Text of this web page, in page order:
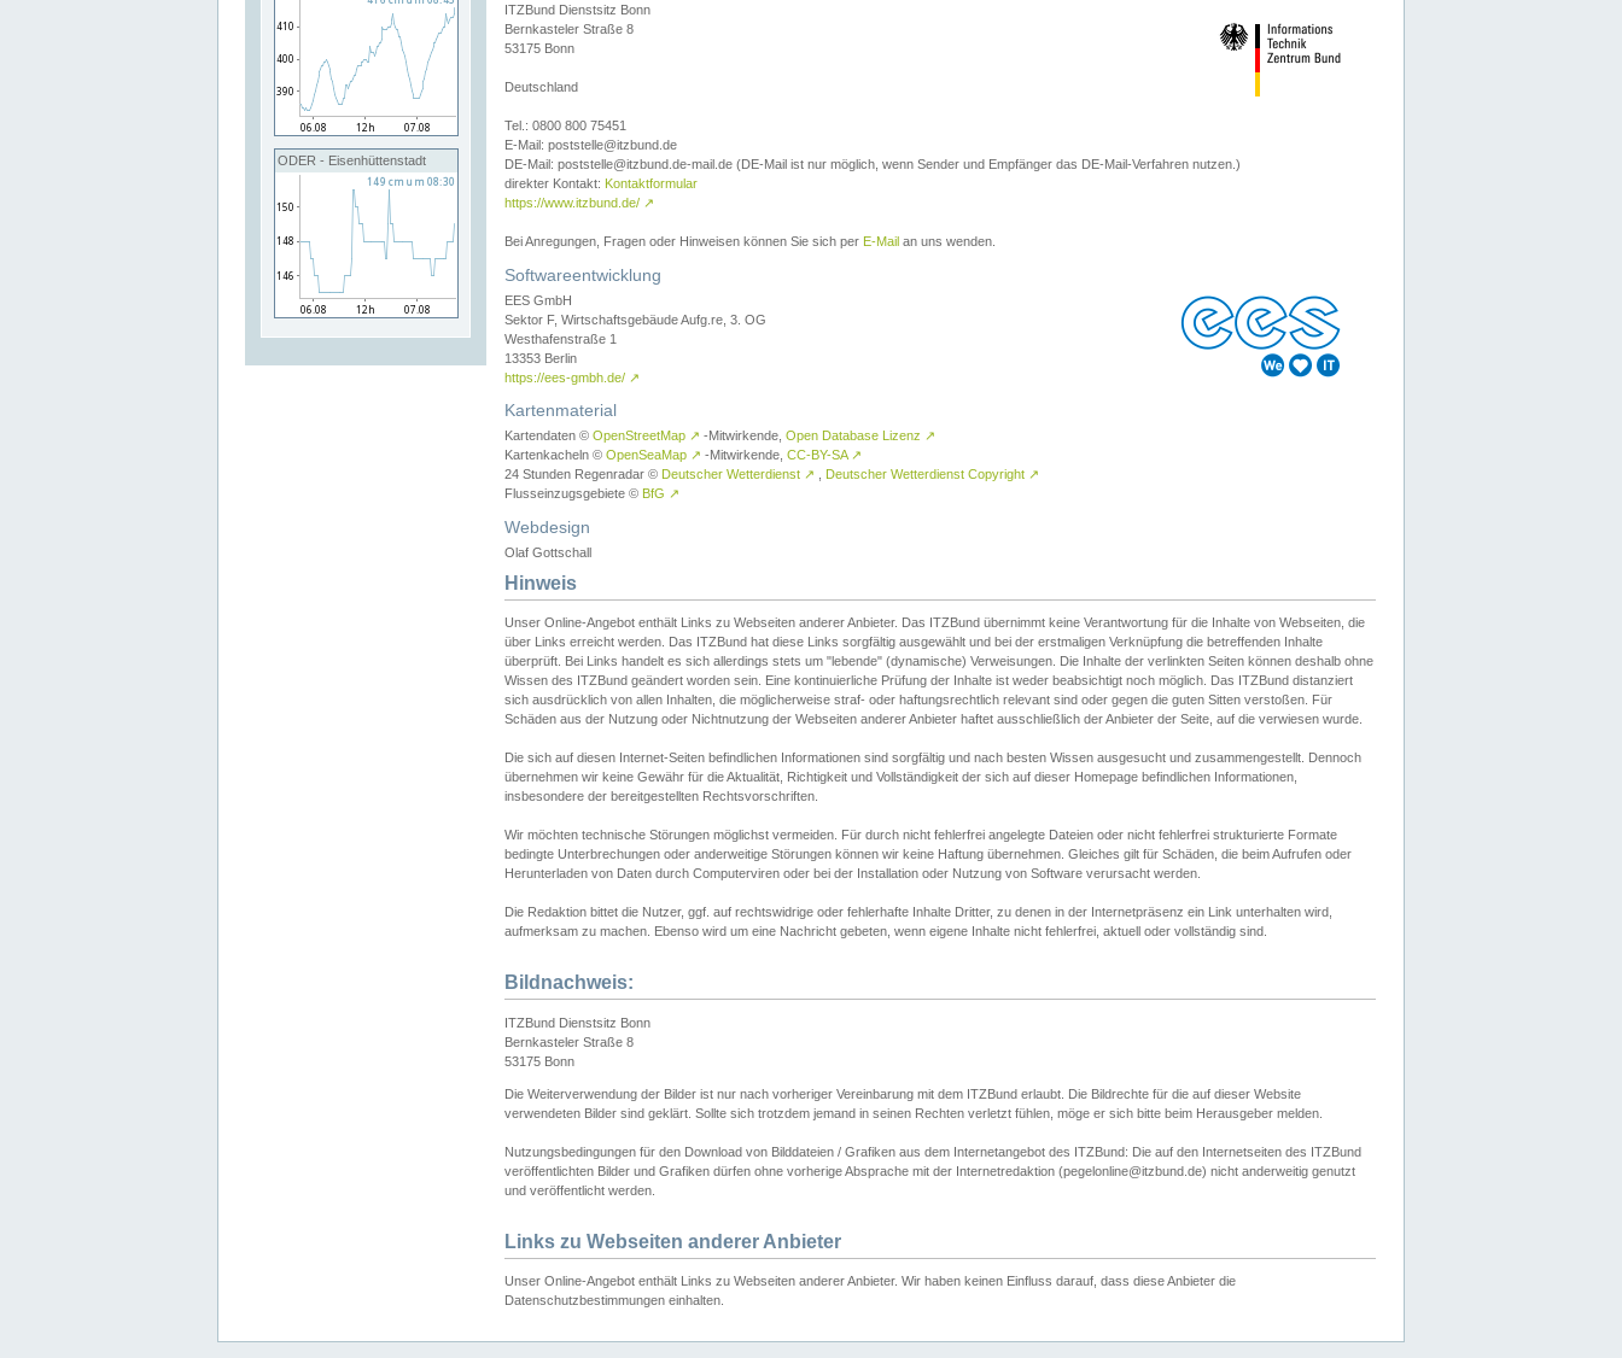
ODER - Eisenhüttenstadt
ITZBund Dienstsitz Bonn
Bernkasteler Straße 8
53175 Bonn
Deutschland
Tel.: 0800 800 75451
E-Mail: poststelle@itzbund.de
DE-Mail: poststelle@itzbund.de-mail.de (DE-Mail ist nur möglich, wenn Sender und Empfänger das DE-Mail-Verfahren nutzen.)
direkter Kontakt: Kontaktformular
https://www.itzbund.de/ ↗
Bei Anregungen, Fragen oder Hinweisen können Sie sich per E-Mail an uns wenden.
Softwareentwicklung
EES GmbH
Sektor F, Wirtschaftsgebäude Aufg.re, 3. OG
Westhafenstraße 1
13353 Berlin
https://ees-gmbh.de/ ↗
Kartenmaterial
Kartendaten © OpenStreetMap ↗ -Mitwirkende, Open Database Lizenz ↗
Kartenkacheln © OpenSeaMap ↗ -Mitwirkende, CC-BY-SA ↗
24 Stunden Regenradar © Deutscher Wetterdienst ↗ Deutscher Wetterdienst Copyright ↗
Flusseinzugsgebiete © BfG ↗
Webdesign
Olaf Gottschall
Hinweis
Unser Online-Angebot enthält Links zu Webseiten anderer Anbieter. Das ITZBund übernimmt keine Verantwortung für die Inhalte von Webseiten, die
über Links erreicht werden. Das ITZBund hat diese Links sorgfältig ausgewählt und bei der erstmaligen Verknüpfung die betreffenden Inhalte
überprüft. Bei Links handelt es sich allerdings stets um "lebende" (dynamische) Verweisungen. Die Inhalte der verlinkten Seiten können deshalb ohne
Wissen des ITZBund geändert worden sein. Eine kontinuierliche Prüfung der Inhalte ist weder beabsichtigt noch möglich. Das ITZBund distanziert
sich ausdrücklich von allen Inhalten, die möglicherweise straf- oder haftungsrechtlich relevant sind oder gegen die guten Sitten verstoßen. Für
Schäden aus der Nutzung oder Nichtnutzung der Webseiten anderer Anbieter haftet ausschließlich der Anbieter der Seite, auf die verwiesen wurde.
Die sich auf diesen Internet-Seiten befindlichen Informationen sind sorgfältig und nach besten Wissen ausgesucht und zusammengestellt. Dennoch
übernehmen wir keine Gewähr für die Aktualität, Richtigkeit und Vollständigkeit der sich auf dieser Homepage befindlichen Informationen,
insbesondere der bereitgestellten Rechtsvorschriften.
Wir möchten technische Störungen möglichst vermeiden. Für durch nicht fehlerfrei angelegte Dateien oder nicht fehlerfrei strukturierte Formate
bedingte Unterbrechungen oder anderweitige Störungen können wir keine Haftung übernehmen. Gleiches gilt für Schäden, die beim Aufrufen oder
Herunterladen von Daten durch Computerviren oder bei der Installation oder Nutzung von Software verursacht werden.
Die Redaktion bittet die Nutzer, ggf. auf rechtswidrige oder fehlerhafte Inhalte Dritter, zu denen in der Internetpräsenz ein Link unterhalten wird,
aufmerksam zu machen. Ebenso wird um eine Nachricht gebeten, wenn eigene Inhalte nicht fehlerfrei, aktuell oder vollständig sind.
Bildnachweis:
ITZBund Dienstsitz Bonn
Bernkasteler Straße 8
53175 Bonn
Die Weiterverwendung der Bilder ist nur nach vorheriger Vereinbarung mit dem ITZBund erlaubt. Die Bildrechte für die auf dieser Website
verwendeten Bilder sind geklärt. Sollte sich trotzdem jemand in seinen Rechten verletzt fühlen, möge er sich bitte beim Herausgeber melden.
Nutzungsbedingungen für den Download von Bilddateien / Grafiken aus dem Internetangebot des ITZBund: Die auf den Internetseiten des ITZBund
veröffentlichten Bilder und Grafiken dürfen ohne vorherige Absprache mit der Internetredaktion (pegelonline@itzbund.de) nicht anderweitig genutzt
und veröffentlicht werden.
Links zu Webseiten anderer Anbieter
Unser Online-Angebot enthält Links zu Webseiten anderer Anbieter. Wir haben keinen Einfluss darauf, dass diese Anbieter die
Datenschutzbestimmungen einhalten.